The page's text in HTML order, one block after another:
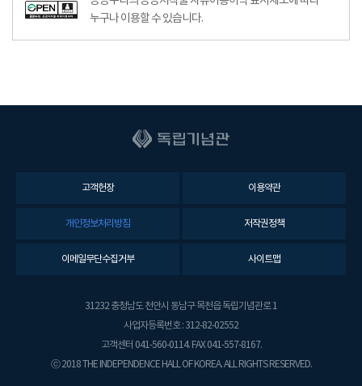
누구나 이용할 수 있습니다.
고객헌장 이용약관
개인정보처리방침 저작권정책
이메일무단수집거부 사이트맵
31232 충청남도 천안시 동남구 목천읍 독립기념관로 1
사업자등록번호 : 312-82-02552
고객센터 041-560-0114. FAX 041-557-8167.
ⓒ 2018 THE INDEPENDENCE HALL OF KOREA. ALL RIGHTS RESERVED.